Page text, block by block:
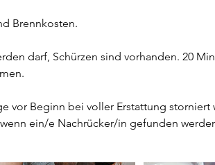
Brennkosten.
darf, Schürzen sind vorhanden. 20
vor Beginn bei voller Erstattung storniert
ein/e Nachrücker/in gefunden